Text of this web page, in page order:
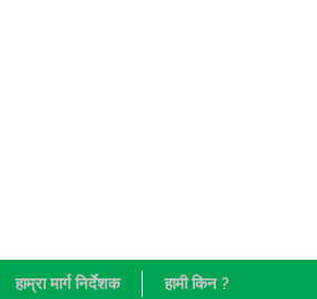
हाम्रा मार्ग निर्देशक हामी किन ?